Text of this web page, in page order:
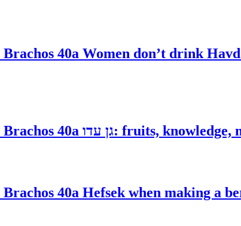
Brachos 40a Women don’t drink
Brachos 40a Hefsek when making a